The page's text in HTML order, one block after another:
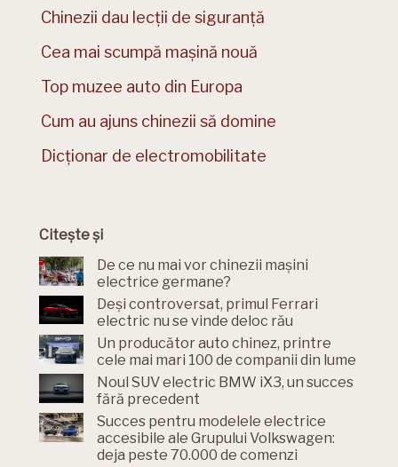
Chinezii dau lecții de siguranță
Cea mai scumpă mașină nouă
Top muzee auto din Europa
Cum au ajuns chinezii să domine
Dicționar de electromobilitate
Citește și
De ce nu mai vor chinezii mașini
electrice germane?
Deși controversat, primul Ferrari
electric nu se vinde deloc rău
Un producător auto chinez, printre
cele mai mari 100 de companii din lume
Noul SUV electric BMW iX3, un succes
fără precedent
Succes pentru modelele electrice
accesibile ale Grupului Volkswagen:
deja peste 70.000 de comenzi